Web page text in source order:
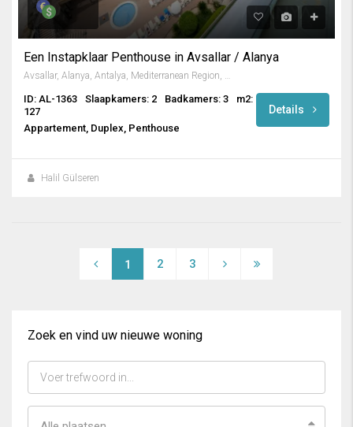
Een Instapklaar Penthouse in Avsallar / Alanya
ID: AL-1363 Slaapkamers: 2 Badkamers: 3
m2:
127
Appartement, Duplex, Penthouse
Details
Halil Gülseren
1 2 3
Zoek en vind uw nieuwe woning